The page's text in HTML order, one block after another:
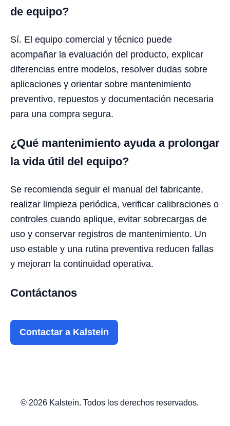
de equipo?
Sí. El equipo comercial y técnico puede
acompañar la evaluación del producto, explicar
diferencias entre modelos, resolver dudas sobre
aplicaciones y orientar sobre mantenimiento
preventivo, repuestos y documentación necesaria
para una compra segura.
¿Qué mantenimiento ayuda a prolongar
la vida útil del equipo?
Se recomienda seguir el manual del fabricante,
realizar limpieza periódica, verificar calibraciones o
controles cuando aplique, evitar sobrecargas de
uso y conservar registros de mantenimiento. Un
uso estable y una rutina preventiva reducen fallas
y mejoran la continuidad operativa.
Contáctanos
Contactar a Kalstein
© 2026 Kalstein. Todos los derechos reservados.